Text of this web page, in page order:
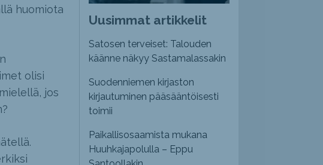
huomiota
olisi
jos
Uusimmat artikkelit
Satosen terveiset: Talouden
käänne näkyy Sastamalassakin
Suodenniemen kirjaston
kirjautuminen pääsääntöisesti
toimii
Paikallisosaamista mukana
Huuhkajapolulla – Eppu